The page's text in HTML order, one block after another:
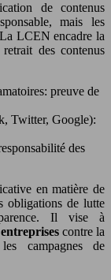
de contenus
mais les
LCEN encadre la
des contenus
preuve de
Twitter, Google):
des
en matière de
obligations de lutte
Il vise à
entreprises contre la
campagnes de